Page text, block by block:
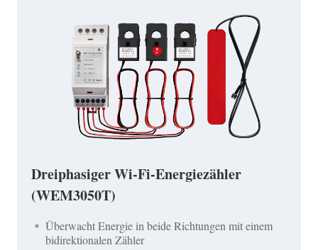
Dreiphasiger Wi-Fi-Energiezähler
(WEM3050T)
Überwacht Energie in beide Richtungen mit einem
bidirektionalen Zähler